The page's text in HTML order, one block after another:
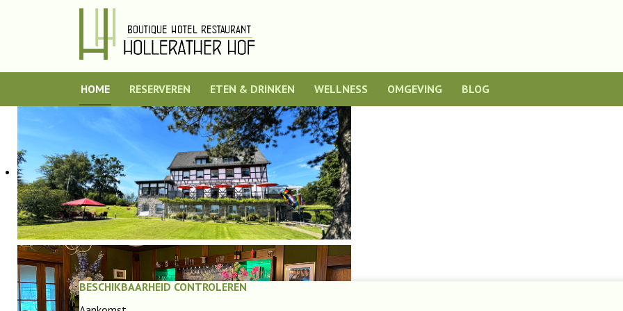
HOME RESERVEREN ETEN & DRINKEN WELLNESS OMGEVING BLOG
BESCHIKBAARHEID CONTROLEREN